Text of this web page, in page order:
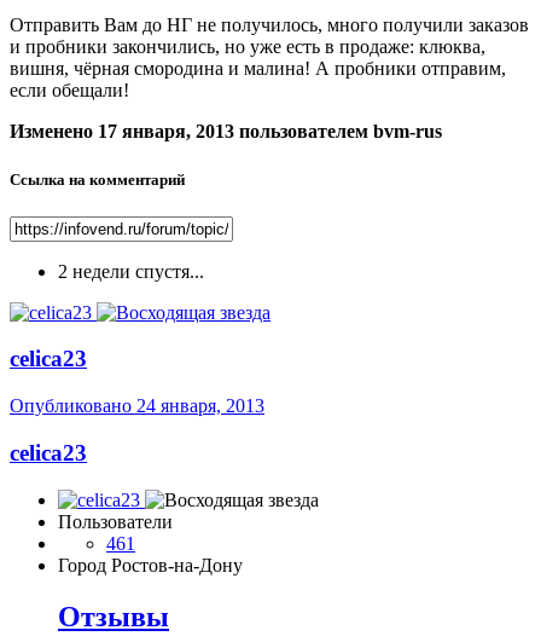
Отправить Вам до НГ не получилось, много получили заказов
и пробники закончились, но уже есть в продаже: клюква,
вишня, чёрная смородина и малина! А пробники отправим,
если обещали!
Изменено 17 января, 2013 пользователем bvm-rus
Ссылка на комментарий
2 недели спустя...
celica23
Опубликовано 24 января, 2013
celica23
Пользователи
461
Город Ростов-на-Дону
Отзывы